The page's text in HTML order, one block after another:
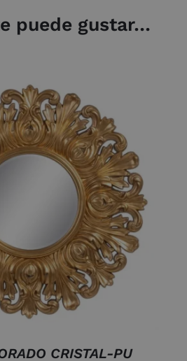
puede gustar…
AL CARRITO
/
CRISTAL-PU